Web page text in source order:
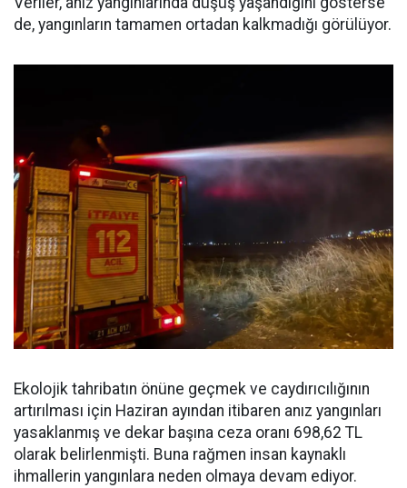
de, yangınların tamamen ortadan kalkmadığı görülüyor.
Ekolojik tahribatın önüne geçmek ve caydırıcılığının
artırılması için Haziran ayından itibaren anız yangınları
yasaklanmış ve dekar başına ceza oranı 698,62 TL
olarak belirlenmişti. Buna rağmen insan kaynaklı
ihmallerin yangınlara neden olmaya devam ediyor.